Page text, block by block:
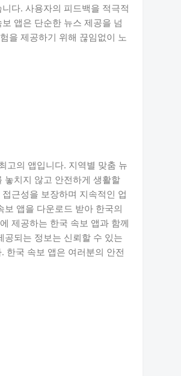
다. 사용자의 피드백을 적극적
앱은 단순한 뉴스 제공을 넘
을 제공하기 위해 끊임없이 노
고의 앱입니다. 지역별 맞춤 뉴
놓치지 않고 안전하게 생활할
근성을 보장하며 지속적인 업
앱을 다운로드 받아 한국의
제공하는 한국 속보 앱과 함께
되는 정보는 신뢰할 수 있는
한국 속보 앱은 여러분의 안전